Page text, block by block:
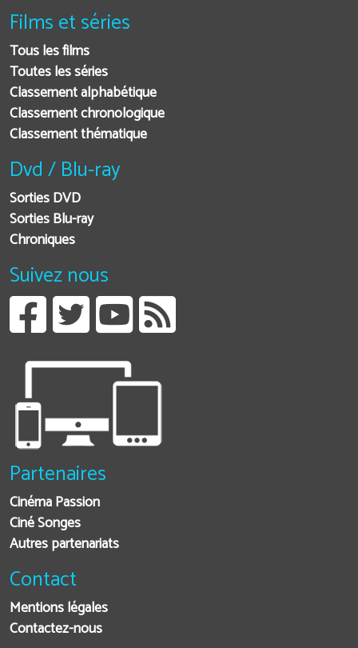
Films et séries
Tous les films
Toutes les séries
Classement alphabétique
Classement chronologique
Classement thématique
Dvd / Blu-ray
Sorties DVD
Sorties Blu-ray
Chroniques
Suivez nous
Partenaires
Cinéma Passion
Ciné Songes
Autres partenariats
Contact
Mentions légales
Contactez-nous